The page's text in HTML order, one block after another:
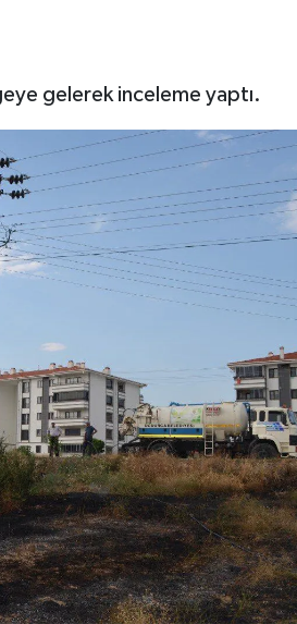
gelerek inceleme yaptı.